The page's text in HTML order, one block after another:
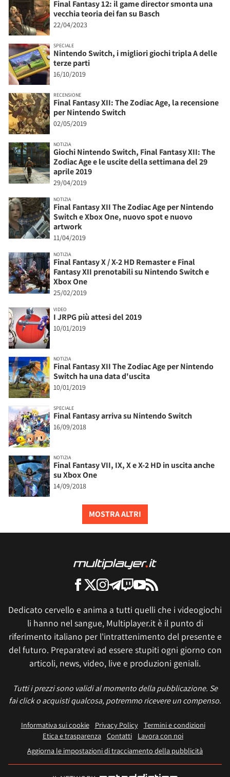
Final Fantasy 12: il game director smonta una
vecchia teoria dei fan su Basch
22/04/2023
SPECIALE
Nintendo Switch, i migliori giochi tripla A delle
terze parti
16/10/2019
RECENSIONE
Final Fantasy XII: The Zodiac Age, la recensione
per Nintendo Switch
02/05/2019
NOTIZIA
Giochi Nintendo Switch, Final Fantasy XII: The
Zodiac Age e le uscite della settimana del 29
aprile 2019
29/04/2019
NOTIZIA
Final Fantasy XII The Zodiac Age per Nintendo
Switch e Xbox One, nuovo spot e nuovo
artwork
11/04/2019
NOTIZIA
Final Fantasy X / X-2 HD Remaster e Final
Fantasy XII prenotabili su Nintendo Switch e
Xbox One
25/02/2019
VIDEO
I JRPG più attesi del 2019
10/01/2019
NOTIZIA
Final Fantasy XII The Zodiac Age per Nintendo
Switch ha una data d'uscita
10/01/2019
SPECIALE
Final Fantasy arriva su Nintendo Switch
16/09/2018
NOTIZIA
Final Fantasy VII, IX, X e X-2 HD in uscita anche
su Xbox One
14/09/2018
MOSTRA ALTRI
Dedicato cervello e anima a tutti quelli che i videogiochi
li hanno nel sangue, Multiplayer.it è il punto di
riferimento italiano per l'intrattenimento del presente e
del futuro. Preparatevi ad essere stupiti ogni giorno con
articoli, news, video, live e produzioni geniali.
Tutti i prezzi sono validi al momento della pubblicazione. Se
fai click o acquisti qualcosa, potremmo ricevere un compenso.
Informativa sui cookie Privacy Policy
Termini e condizioni
Etica e trasparenza Contatti
Lavora con noi
Aggiorna le impostazioni di tracciamento della pubblicità